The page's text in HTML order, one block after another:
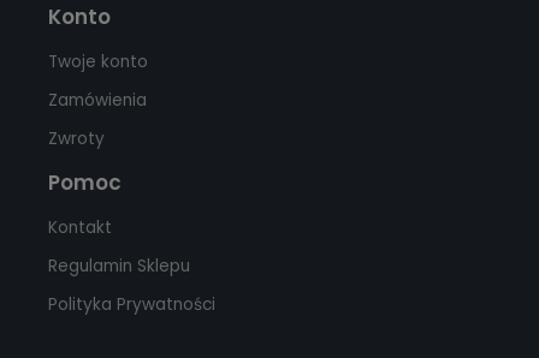
Konto
Twoje konto
Zamówienia
Zwroty
Pomoc
Kontakt
Regulamin Sklepu
Polityka Prywatności